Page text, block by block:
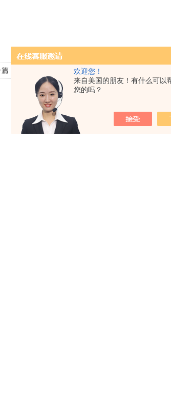
欢迎您！
来自美国的朋友！有什么可以
您的吗？
： 耐寒耐湿折弯箱柔性材料夹持防滑设计